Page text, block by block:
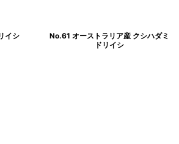
イシ
No.61 オーストラリア産 クシハダミ
ドリイシ